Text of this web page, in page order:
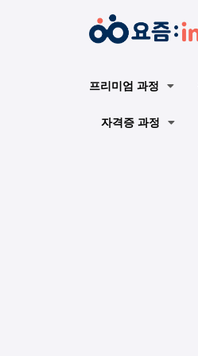
프리미엄 과정
자격증 과정